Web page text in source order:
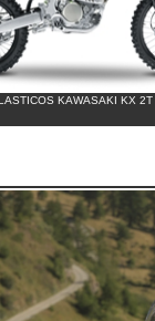
KAWASAKI KX 2T